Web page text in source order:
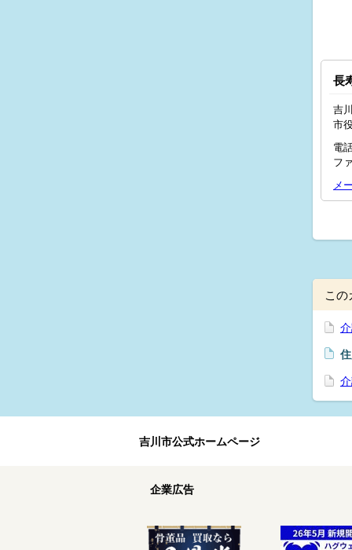
長
吉
市
電
フ
メ
この
吉川市公式ホームページ
企業広告